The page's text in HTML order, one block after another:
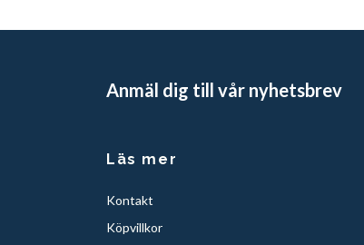
Anmäl dig till vår nyhetsbrev
Läs mer
Kontakt
Köpvillkor